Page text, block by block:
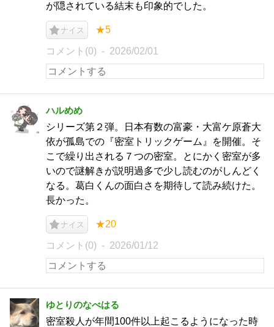
が隠されている結末も印象的でした。
ナイス ★5
コメント(0) 2026/02/01
ハルめめ
シリーズ第２弾。日本有数の富豪・大富ケ原蒼大
依が孤島での『密室トリックゲーム』を開催。そ
こで繰り出される７つの密室。とにかく密室が多
いので謎解きが説明過多で少し読むのがしんどく
なる。葛白くんの面白さを期待して読み続けた。
長かった。
ナイス ★20
コメント(0) 2026/01/12
ゆとりのなべはる
密室殺人が年間100件以上起こるようになった時